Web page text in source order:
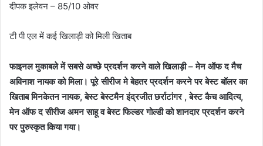
दीपक इलेवन – 85/10 ओवर
टी पी एल में कई खिलाड़ी को मिली खिताब
फाइनल मुकाबले में सबसे अच्छे प्रदर्शन करने वाले खिलाड़ी – मेन ऑफ द मैच
अविनाश नायक को मिला। पूरे सीरीज मे बेहतर प्रदर्शन करने पर बेस्ट बॉलर का
खिताब मिनकेतन नायक, बेस्ट बेस्टमैन इंद्रजीत छर्राटांगर , बेस्ट कैच आदित्य,
मेन ऑफ द सीरीज अमन साहू व बेस्ट फिल्डर गोल्डी को शानदार प्रदर्शन करने
पर पुरुस्कृत किया गया।